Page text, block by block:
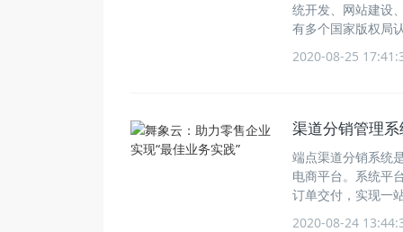
统开发、网站建设
有多个国家版权局
2020-08-25
渠道分销管理
端点渠道分销系统
电商平台。系统平
订单交付，实现一
2020-08-24